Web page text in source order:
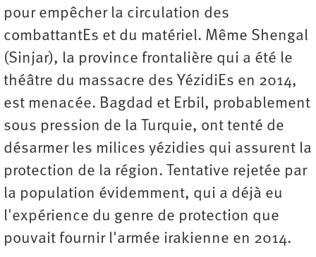
pour empêcher la circulation des
combattantEs et du matériel. Même Shengal
(Sinjar), la province frontalière qui a été le
théâtre du massacre des YézidiEs en 2014,
est menacée. Bagdad et Erbil, probablement
sous pression de la Turquie, ont tenté de
désarmer les milices yézidies qui assurent la
protection de la région. Tentative rejetée par
la population évidemment, qui a déjà eu
l'expérience du genre de protection que
pouvait fournir l'armée irakienne en 2014.